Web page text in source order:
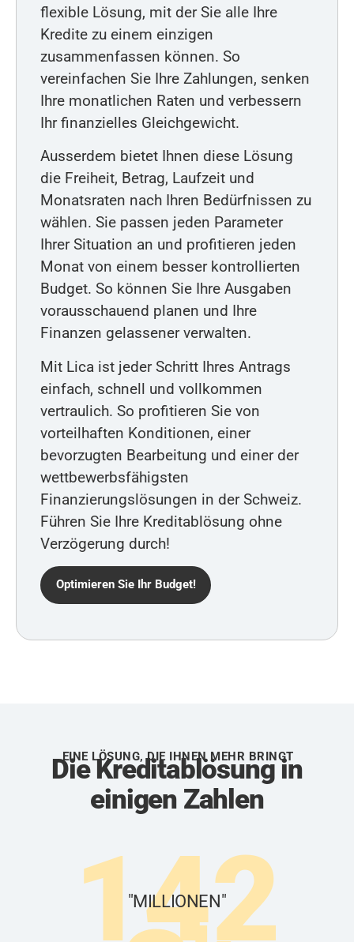
flexible Lösung, mit der Sie alle Ihre
Kredite zu einem einzigen
zusammenfassen können. So
vereinfachen Sie Ihre Zahlungen, senken
Ihre monatlichen Raten und verbessern
Ihr finanzielles Gleichgewicht.
Ausserdem bietet Ihnen diese Lösung
die Freiheit, Betrag, Laufzeit und
Monatsraten nach Ihren Bedürfnissen zu
wählen. Sie passen jeden Parameter
Ihrer Situation an und profitieren jeden
Monat von einem besser kontrollierten
Budget. So können Sie Ihre Ausgaben
vorausschauend planen und Ihre
Finanzen gelassener verwalten.
Mit Lica ist jeder Schritt Ihres Antrags
einfach, schnell und vollkommen
vertraulich. So profitieren Sie von
vorteilhaften Konditionen, einer
bevorzugten Bearbeitung und einer der
wettbewerbsfähigsten
Finanzierungslösungen in der Schweiz.
Führen Sie Ihre Kreditablösung ohne
Verzögerung durch!
Optimieren Sie Ihr Budget!
EINE LÖSUNG, DIE IHNEN MEHR BRINGT
Die Kreditablösung in
einigen Zahlen
142
"MILLIONEN"